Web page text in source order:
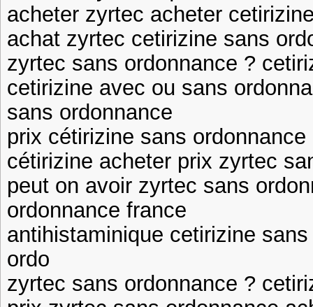
acheter zyrtec acheter
achat zyrtec cetirizine sans
zyrtec sans ordonnance ?
cetirizine avec ou sans
sans ordonnance
prix cétirizine sans
cétirizine acheter prix zyrtec
peut on avoir zyrtec sans
ordonnance france
antihistaminique cetirizine
ordo
zyrtec sans ordonnance ?